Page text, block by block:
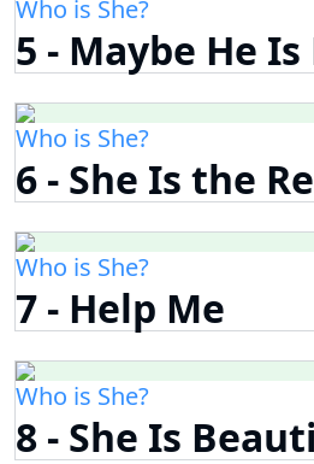
Who is She?
5 - Maybe He Is
Who is She?
6 - She Is the
Who is She?
7 - Help Me
Who is She?
8 - She Is